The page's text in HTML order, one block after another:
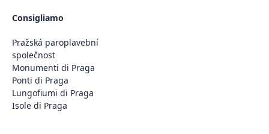
Consigliamo
Pražská paroplavební
společnost
Monumenti di Praga
Ponti di Praga
Lungofiumi di Praga
Isole di Praga